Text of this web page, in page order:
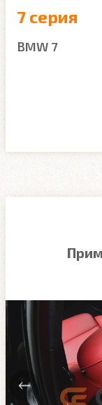
7 серия
BMW 7